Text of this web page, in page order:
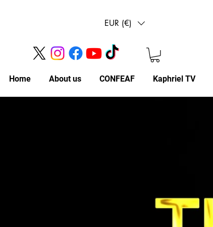
EUR (€)
Home About us CONFEAF Kaphriel TV